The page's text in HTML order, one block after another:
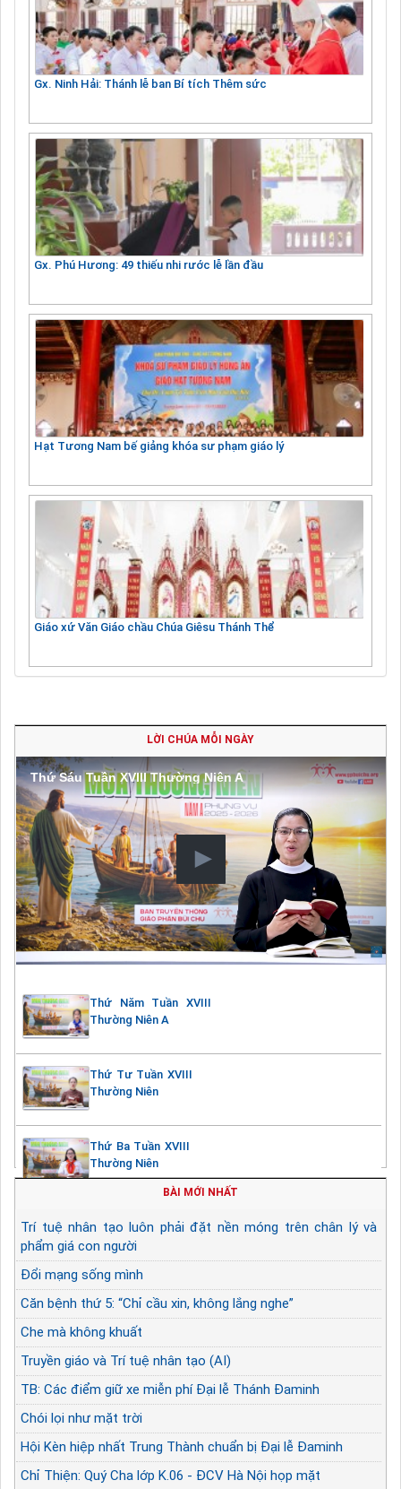
Gx. Ninh Hải: Thánh lễ ban Bí tích Thêm sức
Gx. Phú Hương: 49 thiếu nhi rước lễ lần đầu
Hạt Tương Nam bế giảng khóa sư phạm giáo lý
Giáo xứ Văn Giáo chầu Chúa Giêsu Thánh Thể
LỜI CHÚA MỖI NGÀY
Thứ Sáu Tuần XVIII Thường Niên A
Thứ Năm Tuần XVIII
Thường Niên A
Thứ Tư Tuần XVIII
Thường Niên
Thứ Ba Tuần XVIII
Thường Niên
BÀI MỚI NHẤT
Trí tuệ nhân tạo luôn phải đặt nền móng trên chân lý và
phẩm giá con người
Đổi mạng sống mình
Căn bệnh thứ 5: “Chỉ cầu xin, không lắng nghe”
Che mà không khuất
Truyền giáo và Trí tuệ nhân tạo (AI)
TB: Các điểm giữ xe miễn phí Đại lễ Thánh Đaminh
Chói lọi như mặt trời
Hội Kèn hiệp nhất Trung Thành chuẩn bị Đại lễ Đaminh
Chỉ Thiện: Quý Cha lớp K.06 - ĐCV Hà Nội họp mặt